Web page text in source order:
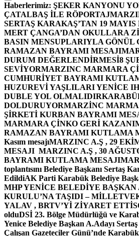
Haberlerimiz: ŞEKER KANYONU
ÇATALBAŞ İLE RÖPORTAJ
SERTAŞ KARAKAŞ’TAN 19 MAYIS
MERT ÇANGA’DAN OKULLARA
BASIN MENSUPLARIYLA GÖNÜL
RAMAZAN BAYRAMI MESAJI
DURUM DEĞERLENDİRMESİ8
SEVİYORMARZINC MARMARA
CUMHURİYET BAYRAMI
HUZUREVİ YAŞLILARI YENİCE
DUBLE YOL OLMALIDIR
DOLDURUYORMARZİNC
ŞİRKETİ KURBAN BAYRAMI
MARMARA ÇİNKO GERİ
RAMAZAN BAYRAMI KUTLAMA
Kasım mesajıMARZINC A.Ş , 29
MESAJI MARZINC A.Ş , 30
BAYRAMI KUTLAMA MESAJI
toplantısını Belediye Başkanı Sertaş
EdildiAK Parti Karabük Belediye
MHP YENİCE BELEDİYE BAŞKAN
KURULU’NA TAŞIDI –
YALAV , BRTV’Yİ ZİYARET ETTİ
olduDSİ 23. Bölge Müdürlüğü ve
Yenice Belediye Başkan A.Adayı
Çalışan Gazeteciler Günü’nde